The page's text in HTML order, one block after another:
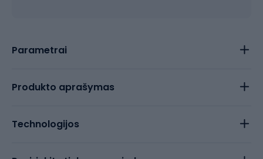
Parametrai
Produkto aprašymas
Technologijos